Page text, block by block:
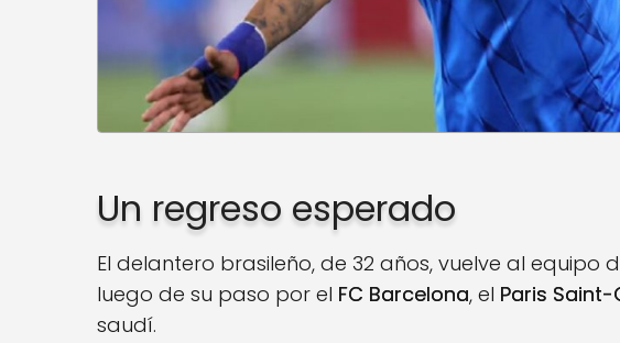
Un regreso esperado
El delantero brasileño, de 32 años, vuelve al equipo
luego de su paso por el FC Barcelona, el Paris
saudí.